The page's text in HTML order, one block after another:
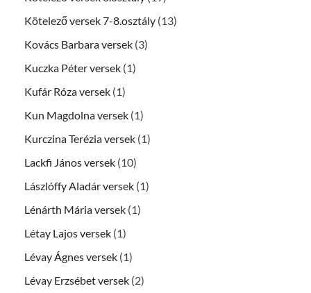
Kötelező versek 7-8.osztály (13)
Kovács Barbara versek (3)
Kuczka Péter versek (1)
Kufár Róza versek (1)
Kun Magdolna versek (1)
Kurczina Terézia versek (1)
Lackfi János versek (10)
Lászlóffy Aladár versek (1)
Lénárth Mária versek (1)
Létay Lajos versek (1)
Lévay Ágnes versek (1)
Lévay Erzsébet versek (2)